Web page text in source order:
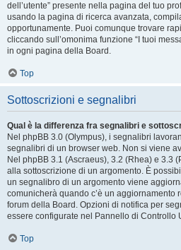
dell’utente” presente nella pagina del tuo
usando la pagina di ricerca avanzata,
opportunamente. Puoi comunque trovare
cliccando sull’omonima funzione “I tuoi
in ogni pagina della Board.
Top
Sottoscrizioni e segnalibri
Qual è la differenza fra segnalibri e
Nel phpBB 3.0 (Olympus), i segnalibri
segnalibri di un browser web. Non si viene
Nel phpBB 3.1 (Ascraeus), 3.2 (Rhea) e 3.3
alla sottoscrizione di un argomento. È
un segnalibro di un argomento viene
comunicherà quando c’è un aggiornamento
forum della Board. Opzioni di notifica per
essere configurate nel Pannello di Controllo
Top